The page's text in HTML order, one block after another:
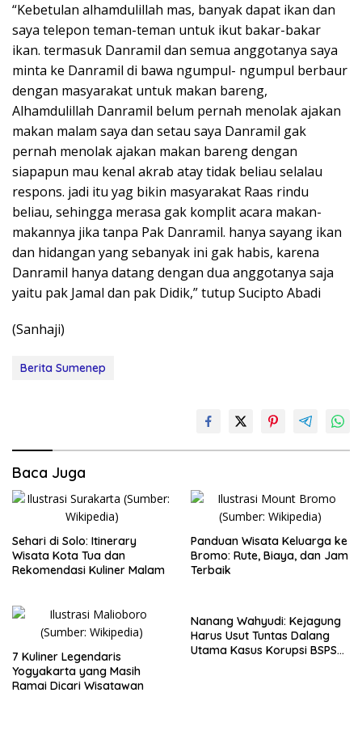
“Kebetulan alhamdulillah mas, banyak dapat ikan dan
saya telepon teman-teman untuk ikut bakar-bakar
ikan. termasuk Danramil dan semua anggotanya saya
minta ke Danramil di bawa ngumpul- ngumpul berbaur
dengan masyarakat untuk makan bareng,
Alhamdulillah Danramil belum pernah menolak ajakan
makan malam saya dan setau saya Danramil gak
pernah menolak ajakan makan bareng dengan
siapapun mau kenal akrab atay tidak beliau selalau
respons. jadi itu yag bikin masyarakat Raas rindu
beliau, sehingga merasa gak komplit acara makan-
makannya jika tanpa Pak Danramil. hanya sayang ikan
dan hidangan yang sebanyak ini gak habis, karena
Danramil hanya datang dengan dua anggotanya saja
yaitu pak Jamal dan pak Didik,” tutup Sucipto Abadi
(Sanhaji)
Berita Sumenep
Baca Juga
Sehari di Solo: Itinerary
Wisata Kota Tua dan
Rekomendasi Kuliner Malam
Panduan Wisata Keluarga ke
Bromo: Rute, Biaya, dan Jam
Terbaik
7 Kuliner Legendaris
Yogyakarta yang Masih
Ramai Dicari Wisatawan
Nanang Wahyudi: Kejagung
Harus Usut Tuntas Dalang
Utama Kasus Korupsi BSPS